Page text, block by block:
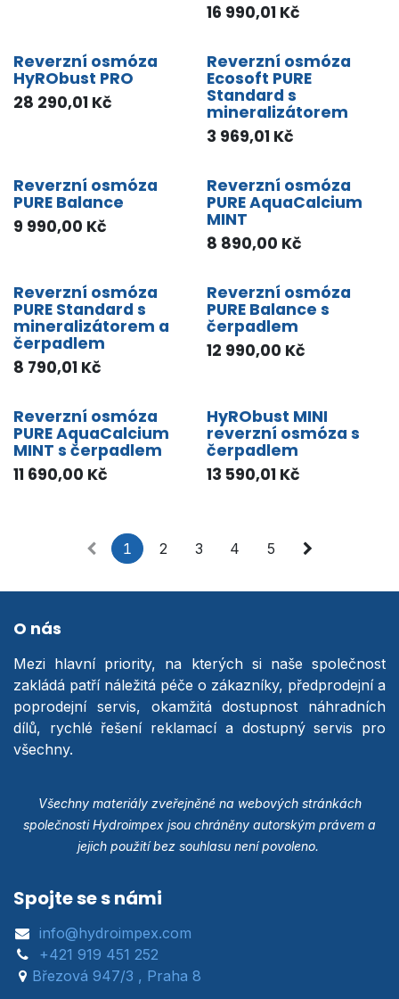
16 990,01 Kč
Reverzní osmóza
HyRObust PRO
28 290,01 Kč
Reverzní osmóza
Ecosoft PURE
Standard s
mineralizátorem
3 969,01 Kč
Reverzní osmóza
PURE Balance
9 990,00 Kč
Reverzní osmóza
PURE AquaCalcium
MINT
8 890,00 Kč
Reverzní osmóza
PURE Standard s
mineralizátorem a
čerpadlem
8 790,01 Kč
Reverzní osmóza
PURE Balance s
čerpadlem
12 990,00 Kč
Reverzní osmóza
PURE AquaCalcium
MINT s čerpadlem
11 690,00 Kč
HyRObust MINI
reverzní osmóza s
čerpadlem
13 590,01 Kč
1 2 3 4 5
O nás
Mezi hlavní priority, na kterých si naše společnost
zakládá patří náležitá péče o zákazníky, předprodejní a
poprodejní servis, okamžitá dostupnost náhradních
dílů, rychlé řešení reklamací a dostupný servis pro
všechny.
Všechny materiály zveřejněné na webových stránkách
společnosti Hydroimpex jsou chráněny autorským právem a
jejich použití bez souhlasu není povoleno.
Spojte se s námi
info@hydroimpex.com
+421 919 451 252
Březová 947/3 , Praha 8